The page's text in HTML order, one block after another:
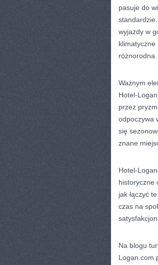
pasuje do
wyjazdy w
różnorodna.
Ważnym
Hotel-
przez
odpoczywa
się
znane
Hotel-
historyczne
jak łączyć
czas na
Na blogu